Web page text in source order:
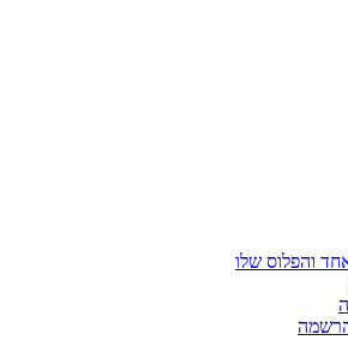
והפלוס שלו